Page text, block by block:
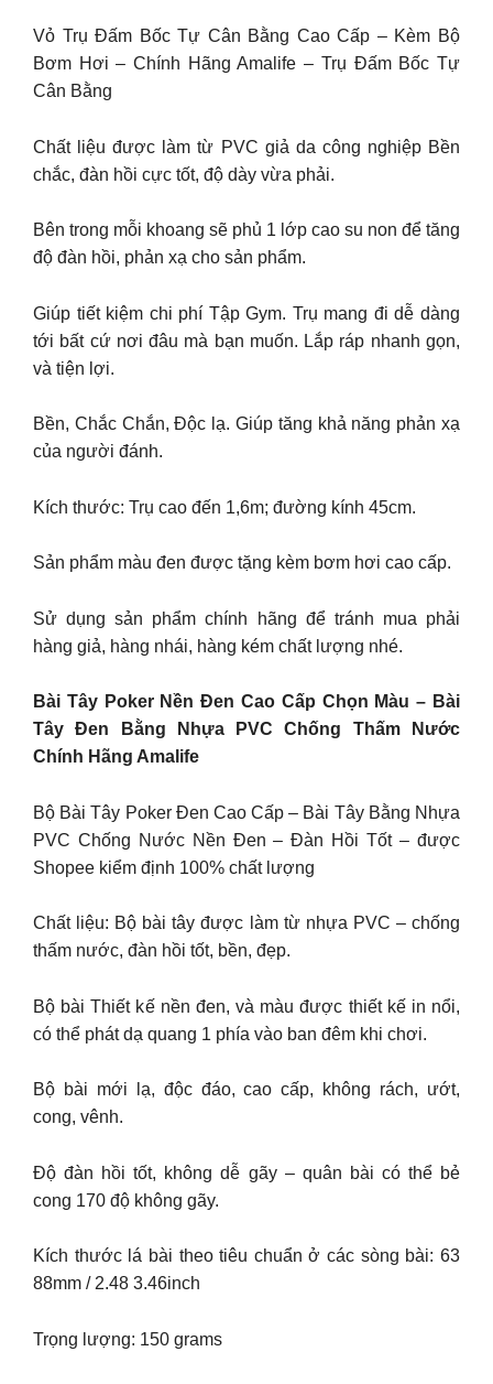
Vỏ Trụ Đấm Bốc Tự Cân Bằng Cao Cấp – Kèm Bộ
Bơm Hơi – Chính Hãng Amalife – Trụ Đấm Bốc Tự
Cân Bằng
Chất liệu được làm từ PVC giả da công nghiệp Bền
chắc, đàn hồi cực tốt, độ dày vừa phải.
Bên trong mỗi khoang sẽ phủ 1 lớp cao su non để tăng
độ đàn hồi, phản xạ cho sản phẩm.
Giúp tiết kiệm chi phí Tập Gym. Trụ mang đi dễ dàng
tới bất cứ nơi đâu mà bạn muốn. Lắp ráp nhanh gọn,
và tiện lợi.
Bền, Chắc Chắn, Độc lạ. Giúp tăng khả năng phản xạ
của người đánh.
Kích thước: Trụ cao đến 1,6m; đường kính 45cm.
Sản phẩm màu đen được tặng kèm bơm hơi cao cấp.
Sử dụng sản phẩm chính hãng để tránh mua phải
hàng giả, hàng nhái, hàng kém chất lượng nhé.
Bài Tây Poker Nền Đen Cao Cấp Chọn Màu – Bài
Tây Đen Bằng Nhựa PVC Chống Thấm Nước
Chính Hãng Amalife
Bộ Bài Tây Poker Đen Cao Cấp – Bài Tây Bằng Nhựa
PVC Chống Nước Nền Đen – Đàn Hồi Tốt – được
Shopee kiểm định 100% chất lượng
Chất liệu: Bộ bài tây được làm từ nhựa PVC – chống
thấm nước, đàn hồi tốt, bền, đẹp.
Bộ bài Thiết kế nền đen, và màu được thiết kế in nổi,
có thể phát dạ quang 1 phía vào ban đêm khi chơi.
Bộ bài mới lạ, độc đáo, cao cấp, không rách, ướt,
cong, vênh.
Độ đàn hồi tốt, không dễ gãy – quân bài có thể bẻ
cong 170 độ không gãy.
Kích thước lá bài theo tiêu chuẩn ở các sòng bài: 63
88mm / 2.48 3.46inch
Trọng lượng: 150 grams